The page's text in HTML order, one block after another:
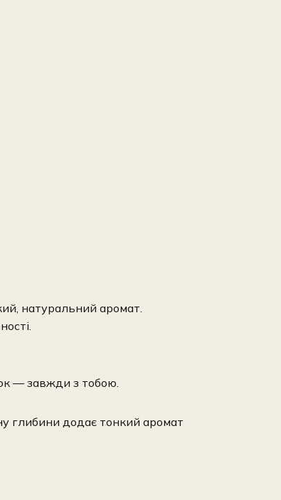
натуральний аромат.
— завжди з тобою.
глибини додає тонкий аромат